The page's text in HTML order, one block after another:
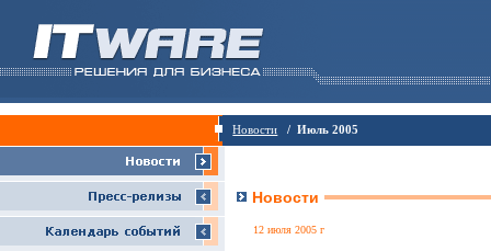
Новости / Июль 2005
Новости
12 июля 2005 г